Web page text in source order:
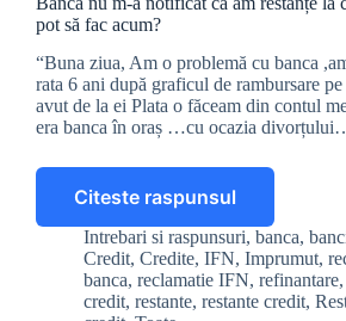
pot să fac acum?
“Buna ziua, Am o problemă cu banca
rata 6 ani după graficul de rambursare
avut de la ei Plata o făceam din contul
era banca în oraș …cu ocazia
Citeste raspunsul
Banca
nu
m-
a
notificat
Intrebari si raspunsuri, banca,
Credit, Credite, IFN, Imprumut,
banca, reclamatie IFN, refinantare,
credit, restante, restante credit,